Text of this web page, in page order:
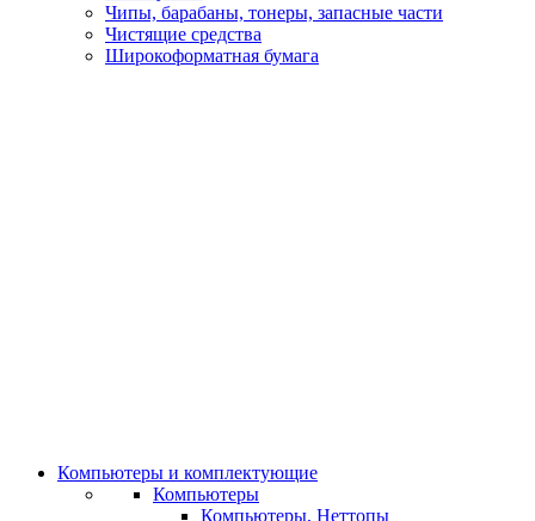
Чипы, барабаны, тонеры, запасные части
Чистящие средства
Широкоформатная бумага
Компьютеры и комплектующие
Компьютеры
Компьютеры, Неттопы